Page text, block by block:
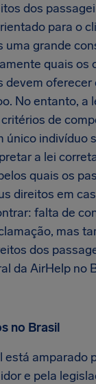
dos
para o
uma grande
quais os
devem oferecer
No entanto, a
de
único indivíduo
a lei
quais os
direitos em
falta de
mas
dos
da AirHelp no
no Brasil
está amparado
e pela